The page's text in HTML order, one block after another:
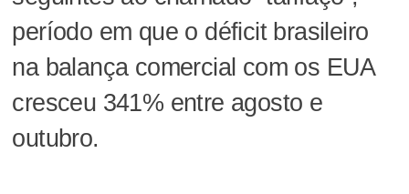
período em que o déficit brasileiro
na balança comercial com os EUA
cresceu 341% entre agosto e
outubro.